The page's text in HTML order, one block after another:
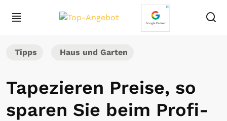
Tipps Haus und Garten
Tapezieren Preise, so
sparen Sie beim Profi-